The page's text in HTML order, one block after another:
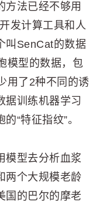
方法已经不够用
发计算工具和人
叫SenCat的数据
模型的数据，包
用了2种不同的诱
据训练机器学习
“特征指纹”。
模型去分析血浆
两个大规模老龄
国的巴尔的摩老